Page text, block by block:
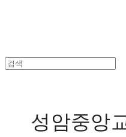
성암중앙